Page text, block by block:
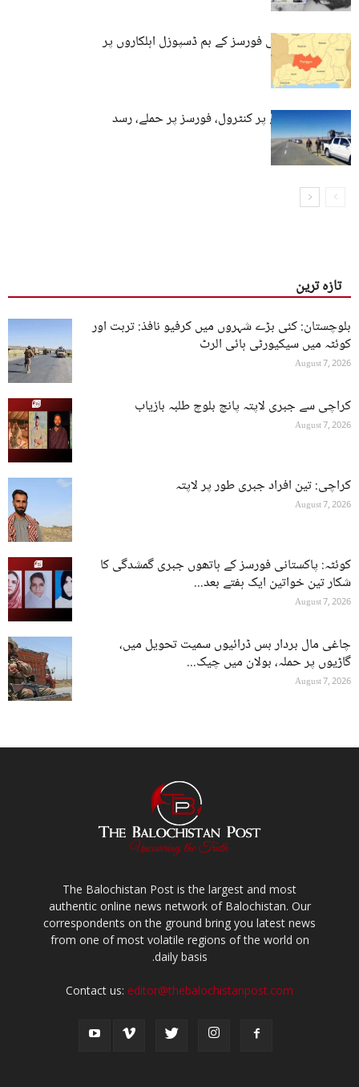
پنجگور: پاکستانی فورسز کے بم ڈسپوزل اہلکاروں پر
دھماکہ
بلوچستان: علاقے پر کنٹرول، فورسز پر حملے، رسد
گاڑی ضبط
تازہ ترین
بلوچستان: کئی بڑے شہروں میں کرفیو نافذ: تربت اور
کوئٹہ میں سیکیورٹی ہائی الرٹ
August 7, 2026
کراچی سے جبری لاپتہ پانچ بلوچ طلبہ بازیاب
August 7, 2026
کراچی: تین افراد جبری طور پر لاپتہ
August 7, 2026
کوئٹہ: پاکستانی فورسز کے ہاتھوں جبری گمشدگی کا
شکار تین خواتین ایک ہفتے بعد...
August 7, 2026
چاغی مال بردار بس ڈرائیوں سمیت تحویل میں،
گاڑیوں پر حملہ، بولان میں چیک...
August 7, 2026
The Balochistan Post is the largest and most
authentic online news network of Balochistan. Our
correspondents on the ground bring you latest news
from one of most volatile regions of the world on
daily basis.
Contact us: editor@thebalochistanpost.com